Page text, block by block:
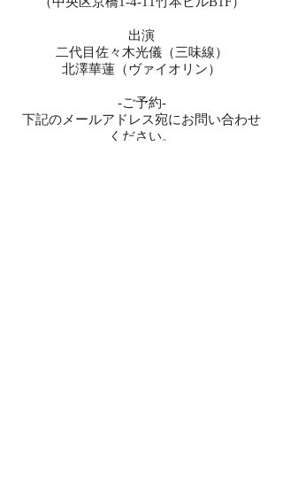
出演
二代目佐々木光儀（三味線）
北澤華蓮（ヴァイオリン）
-ご予約-
下記のメールアドレス宛にお問い合わせ
ください。